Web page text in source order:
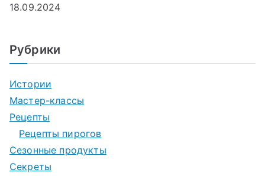
18.09.2024
Рубрики
Истории
Мастер-классы
Рецепты
Рецепты пирогов
Сезонные продукты
Секреты